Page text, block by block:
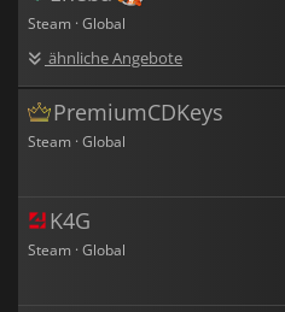
Steam · Global
ähnliche Angebote
PremiumCDKeys
Steam · Global
K4G
Steam · Global